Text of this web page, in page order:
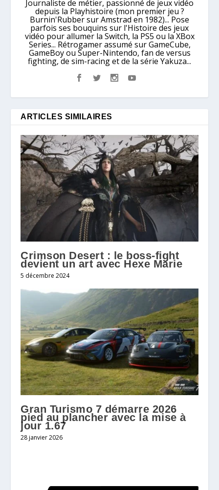
Journaliste de métier, passionné de jeux vidéo
depuis la Playhistoire (mon premier jeu ?
Burnin'Rubber sur Amstrad en 1982)... Pose
parfois ses bouquins sur l'Histoire des jeux
vidéo pour allumer la Switch, la PS5 ou la XBox
Series... Rétrogamer assumé sur GameCube,
GameBoy ou Super-Nintendo, fan de versus
fighting, de sim-racing et de la série Yakuza...
ARTICLES SIMILAIRES
Crimson Desert : le boss-fight
devient un art avec Hexe Marie
5 décembre 2024
Gran Turismo 7 démarre 2026
pied au plancher avec la mise à
jour 1.67
28 janvier 2026